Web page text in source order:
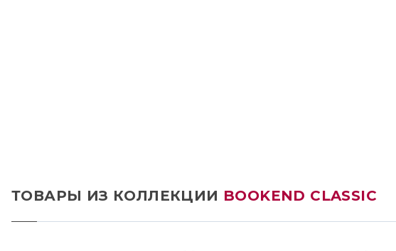
ТОВАРЫ ИЗ КОЛЛЕКЦИИ BOOKEND CLASSIC